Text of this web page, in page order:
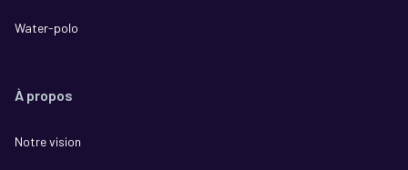
Water-polo
À propos
Notre vision